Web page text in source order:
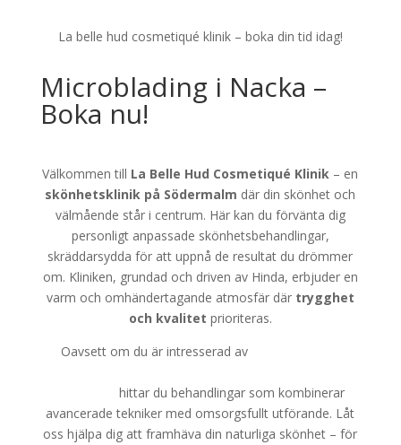
La belle hud cosmetiqué klinik – boka din tid idag!
Microblading i Nacka –
Boka nu!
Välkommen till La Belle Hud Cosmetiqué Klinik – en
skönhetsklinik på Södermalm där din skönhet och
välmående står i centrum. Här kan du förvänta dig
personligt anpassade skönhetsbehandlingar,
skräddarsydda för att uppnå de resultat du drömmer
om. Kliniken, grundad och driven av Hinda, erbjuder en
varm och omhändertagande atmosfär där trygghet
och kvalitet prioriteras.
Oavsett om du är intresserad av
hittar du behandlingar som kombinerar
avancerade tekniker med omsorgsfullt utförande. Låt
oss hjälpa dig att framhäva din naturliga skönhet – för